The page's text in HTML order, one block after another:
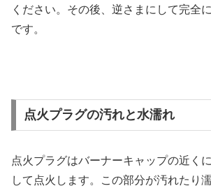
ください。その後、逆さまにして完全
です。
点火プラグの汚れと水濡れ
点火プラグはバーナーキャップの近く
して点火します。この部分が汚れたり